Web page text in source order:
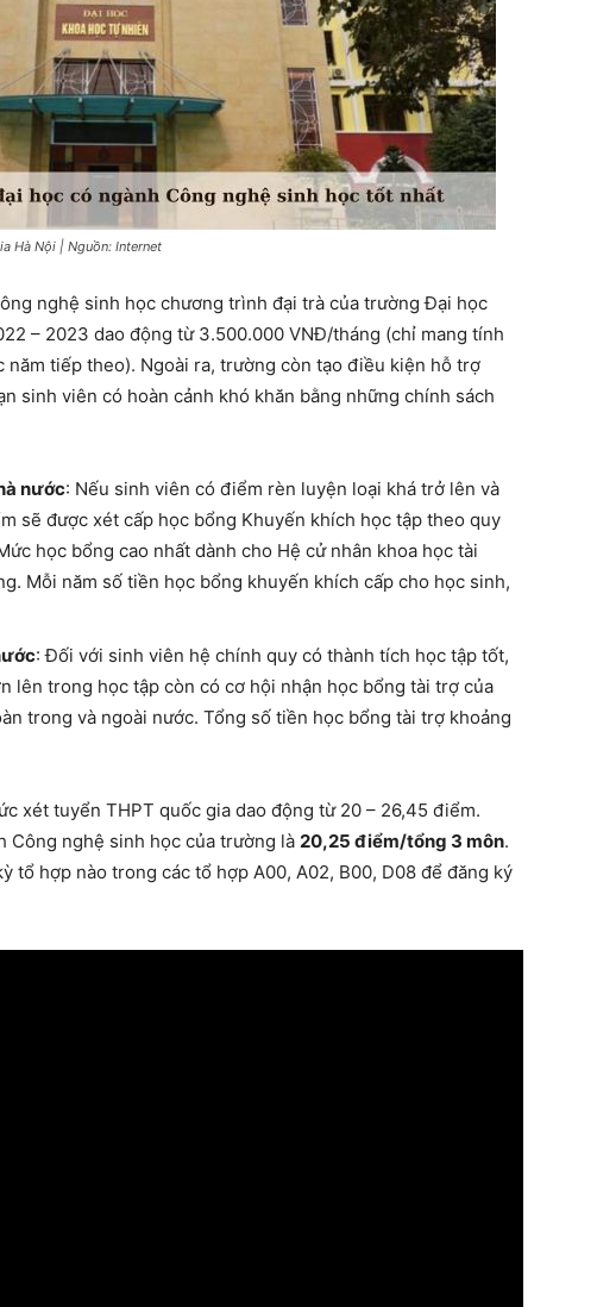
Hà Nội | Nguồn: Internet
nghệ sinh học chương trình đại trà của trường Đại học
– 2023 dao động từ 3.500.000 VNĐ/tháng (chỉ mang tính
năm tiếp theo). Ngoài ra, trường còn tạo điều kiện hỗ trợ
sinh viên có hoàn cảnh khó khăn bằng những chính sách
nước: Nếu sinh viên có điểm rèn luyện loại khá trở lên và
sẽ được xét cấp học bổng Khuyến khích học tập theo quy
học bổng cao nhất dành cho Hệ cử nhân khoa học tài
Mỗi năm số tiền học bổng khuyến khích cấp cho học sinh,
: Đối với sinh viên hệ chính quy có thành tích học tập tốt,
lên trong học tập còn có cơ hội nhận học bổng tài trợ của
trong và ngoài nước. Tổng số tiền học bổng tài trợ khoảng
xét tuyển THPT quốc gia dao động từ 20 – 26,45 điểm.
Công nghệ sinh học của trường là 20,25 điểm/tổng ​​3 môn.
tổ hợp nào trong các tổ hợp A00, A02, B00, D08 để đăng ký